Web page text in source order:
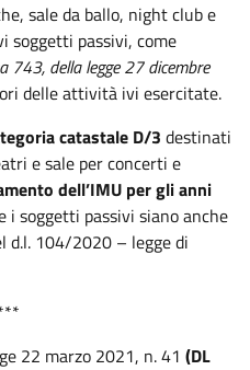
sale da ballo, night club e
soggetti passivi, come
743, della legge 27 dicembre
delle attività ivi esercitate.
catastale D/3 destinati
e sale per concerti e
dell’IMU per gli anni
i soggetti passivi siano anche
d.l. 104/2020 – legge di
22 marzo 2021, n. 41 (DL